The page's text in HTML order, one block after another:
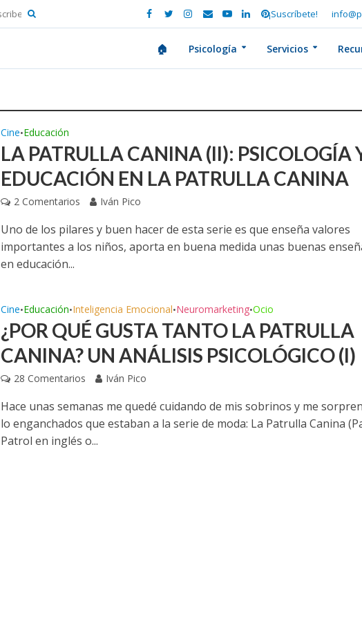
¡Suscríbete!
🏠 Psicología Servicios
Cine•Educación
LA PATRULLA CANINA (II): PSICOLOGÍA
EDUCACIÓN EN LA PATRULLA CANINA
2 Comentarios Iván Pico
Uno de los pilares y buen hacer de esta serie es que enseña valores
importantes a los niños, aporta en buena medida unas buenas
en educación...
Cine•Educación•Inteligencia Emocional•Neuromarketing•Ocio
¿POR QUÉ GUSTA TANTO LA PATRULLA
CANINA? UN ANÁLISIS PSICOLÓGICO (I)
28 Comentarios Iván Pico
Hace unas semanas me quedé cuidando de mis sobrinos y me
lo enganchados que estaban a la serie de moda: La Patrulla Canina
Patrol en inglés o...